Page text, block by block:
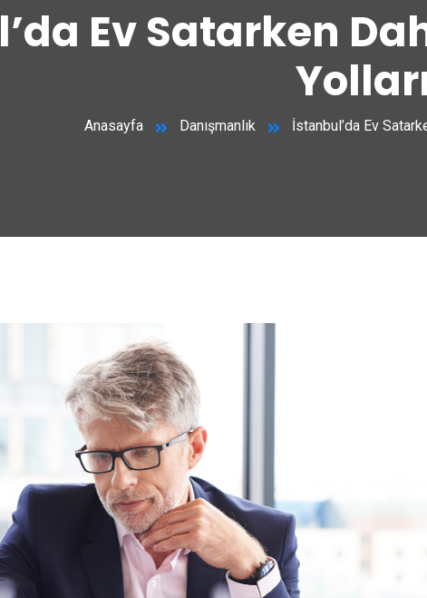
Ev Satarken
Anasayfa Danışmanlık İstanbul’da Ev